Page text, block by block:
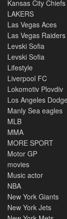
Kansas City Chiefs
LAKERS
Las Vegas Aces
Las Vegas Raiders
Levski Sofia
Levski Sofia
Lifestyle
Liverpool FC
Lokomotiv Plovdiv
Los Angeles
Manly Sea eagles
MLB
MMA
MORE SPORT
Motor GP
movies
Music actor
NBA
New York Giants
New York Jets